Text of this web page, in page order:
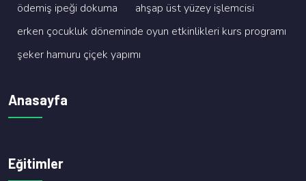
ödemi̇ş i̇peği̇ dokuma
ahşap üst yüzey i̇şlemci̇si̇
erken çocukluk dönemi̇nde oyun etki̇nli̇kleri̇ kurs programi
şeker hamuru çi̇çek yapimi
Anasayfa
Eğitimler